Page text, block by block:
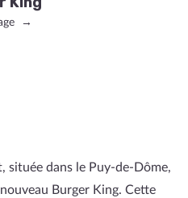
située dans le Puy-de-Dôme,
Burger King. Cette